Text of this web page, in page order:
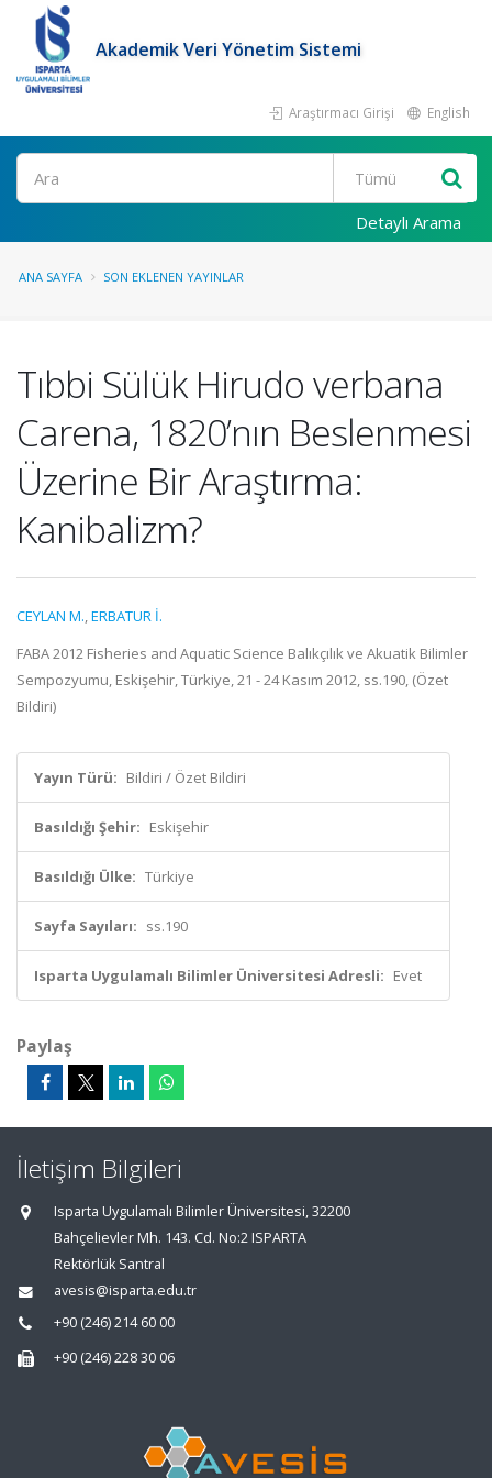
Akademik Veri Yönetim Sistemi
Araştırmacı Girişi English
Ara
Detaylı Arama
ANA SAYFA SON EKLENEN YAYINLAR
Tıbbi Sülük Hirudo verbana
Carena, 1820’nın Beslenmesi
Üzerine Bir Araştırma:
Kanibalizm?
CEYLAN M.,ERBATUR İ.
FABA 2012 Fisheries and Aquatic Science Balıkçılık ve Akuatik Bilimler
Sempozyumu, Eskişehir, Türkiye, 21 - 24 Kasım 2012, ss.190, (Özet
Bildiri)
Yayın Türü: Bildiri / Özet Bildiri
Basıldığı Şehir: Eskişehir
Basıldığı Ülke: Türkiye
Sayfa Sayıları: ss.190
Isparta Uygulamalı Bilimler Üniversitesi Adresli: Evet
Paylaş
İletişim Bilgileri
Isparta Uygulamalı Bilimler Üniversitesi, 32200
Bahçelievler Mh. 143. Cd. No:2 ISPARTA
Rektörlük Santral
avesis@isparta.edu.tr
+90 (246) 214 60 00
+90 (246) 228 30 06